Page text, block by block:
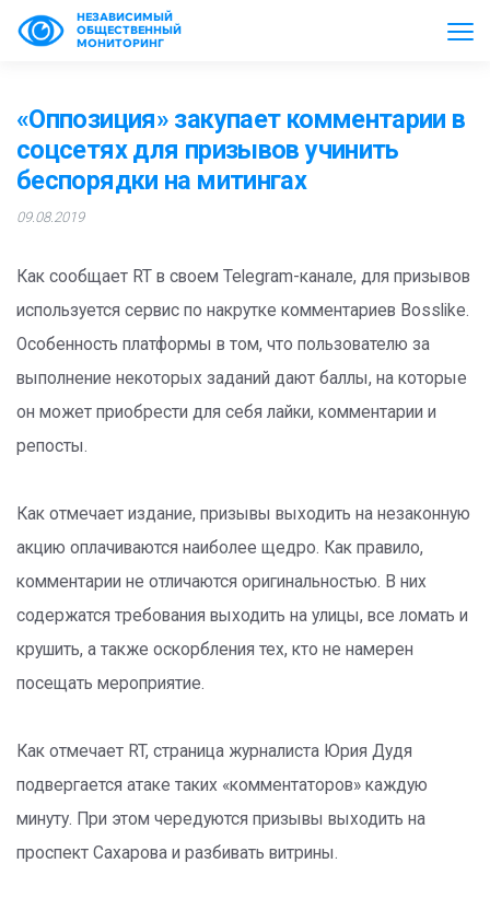
НЕЗАВИСИМЫЙ
ОБЩЕСТВЕННЫЙ
МОНИТОРИНГ
«Оппозиция» закупает комментарии в
соцсетях для призывов учинить
беспорядки на митингах
09.08.2019
Как сообщает RT в своем Telegram-канале, для призывов
используется сервис по накрутке комментариев Bosslike.
Особенность платформы в том, что пользователю за
выполнение некоторых заданий дают баллы, на которые
он может приобрести для себя лайки, комментарии и
репосты.
Как отмечает издание, призывы выходить на незаконную
акцию оплачиваются наиболее щедро. Как правило,
комментарии не отличаются оригинальностью. В них
содержатся требования выходить на улицы, все ломать и
крушить, а также оскорбления тех, кто не намерен
посещать мероприятие.
Как отмечает RT, страница журналиста Юрия Дудя
подвергается атаке таких «комментаторов» каждую
минуту. При этом чередуются призывы выходить на
проспект Сахарова и разбивать витрины.